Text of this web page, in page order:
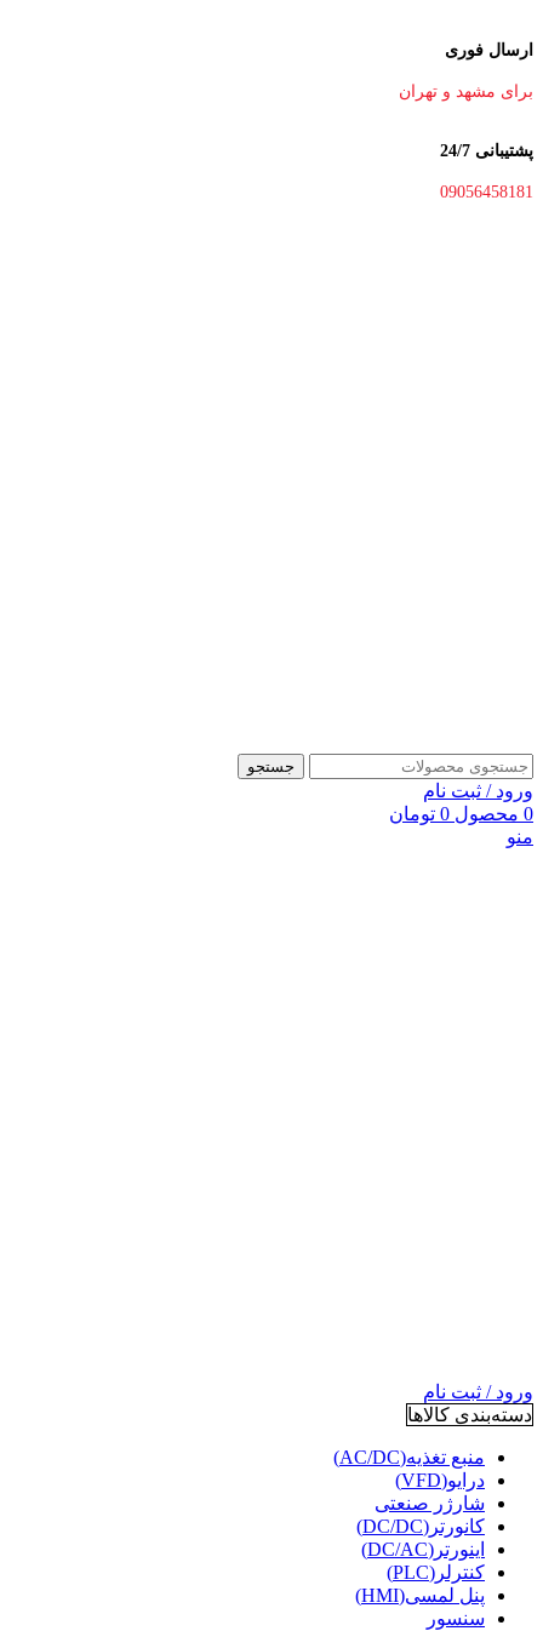
ارسال فوری
برای مشهد و تهران
پشتیبانی 24/7
09056458181
جستجو
ورود / ثبت نام
0 محصول 0 تومان
منو
ورود / ثبت نام
دسته‌بندی کالاها
منبع تغذیه(AC/DC)
درایو(VFD)
شارژر صنعتی
کانورتر(DC/DC)
اینورتر(DC/AC)
کنترلر(PLC)
پنل لمسی(HMI)
سنسور